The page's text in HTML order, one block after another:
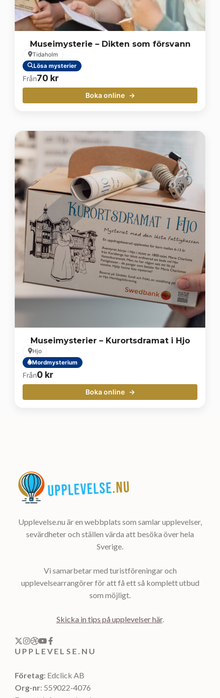
Museimysterie – Dikten som försvann
Tidaholm
Lösa mysterier
Från70 kr
Boka online
Museimysterier – Kurortsdramat i Hjo
Hjo
Mordmysterium
Från0 kr
Boka online
Upplevelse.nu är en webbplats som samlar upplevelser,
sevärdheter och ställen värda att besöka över hela
Sverige.
Vi samarbetar med turistföreningar och
upplevelsearrangörer för att få ett så komplett utbud
som möjligt.
Skicka in tips på upplevelser här.
UPPLEVELSE.NU
Företag: Edclick AB
Org-nr: 559022-4076